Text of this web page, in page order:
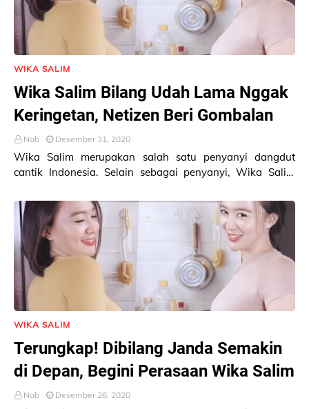
WIKA SALIM
Wika Salim Bilang Udah Lama Nggak
Keringetan, Netizen Beri Gombalan
Nab Desember 31, 2020
Wika Salim merupakan salah satu penyanyi dangdut
cantik Indonesia. Selain sebagai penyanyi, Wika Salim
WIKA SALIM
Terungkap! Dibilang Janda Semakin
di Depan, Begini Perasaan Wika Salim
Nab Desember 26, 2020